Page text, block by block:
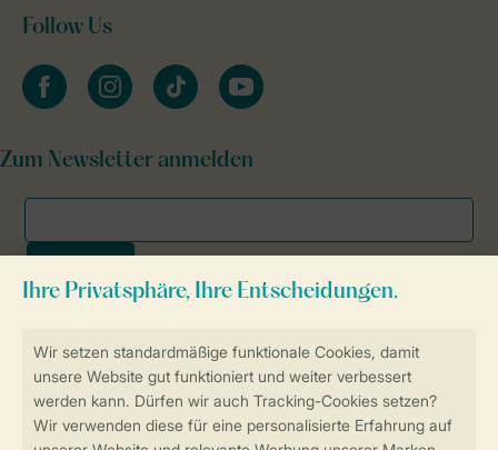
Sicher und schnell zur Online-Buchung
SSL-Verschlüsselung
Sichere Datenübertragung
Follow Us
facebookinstagramtiktok youtube
Zum Newsletter anmelden